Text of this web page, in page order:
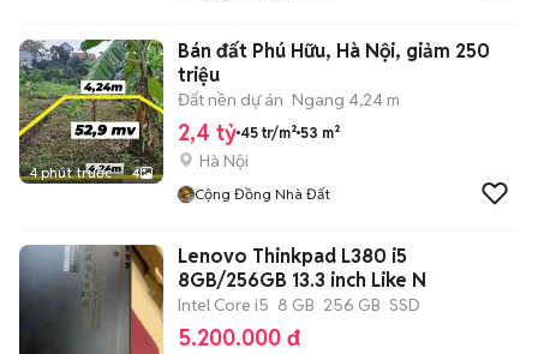
4 phút trước 4
Bán đất Phú Hữu, Hà Nội, giảm 250
triệu
Đất nền dự án Ngang 4,24 m
2,4 tỷ 45 tr/m² 53 m²
Hà Nội
Cộng Đồng Nhà Đất
Lenovo Thinkpad L380 i5
8GB/256GB 13.3 inch Like N
Intel Core i5 8 GB 256 GB SSD
5.200.000 đ